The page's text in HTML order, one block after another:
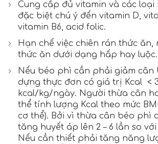
Cung cấp đủ vitamin và các loại
đặc biệt chú ý đến vitamin D,
vitamin B6, acid folic.
Hạn chế việc chiên rán thức ăn,
thức ăn dưới dạng hấp hay luộc.
Nếu béo phì cần phải giảm cân
dựng thực đơn có giá trị Kcal <
kcal/kg/ngày. Người thừa cân
thể tính lượng Kcal theo mức
cơ thể). Bởi vì thừa cân béo phì
tăng huyết áp lên 2 – 6 lần so
Nếu cần thiết phải tăng năng